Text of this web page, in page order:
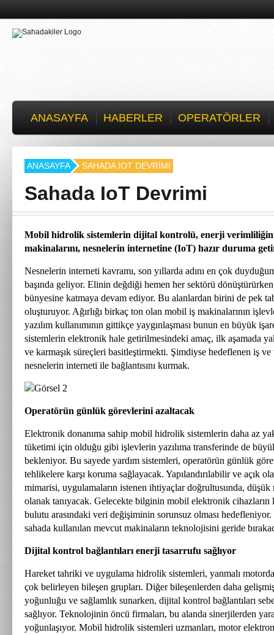
ANASAYFA HABERLER OPERATÖRLER
ANASAYFA SAHADA IOT DEVRIMI
Sahada IoT Devrimi
Mobil hidrolik sistemlerin dijital kontrolü, enerji
makinalarını, nesnelerin internetine (IoT) hazır duruma
Nesnelerin interneti kavramı, son yıllarda adını en çok
başında geliyor. Elinin değdiği hemen her sektörü
bünyesine katmaya devam ediyor. Bu alanlardan birini de pek
oluşturuyor. Ağırlığı birkaç ton olan mobil iş makinalarının
yazılım kullanımının gittikçe yaygınlaşması bunun en büyük
sistemlerin elektronik hale getirilmesindeki amaç, ilk aşamada
ve karmaşık süreçleri basitleştirmekti. Şimdiyse hedeflenen iş ve
nesnelerin interneti ile bağlantısını kurmak.
Operatörün günlük görevlerini azaltacak
Elektronik donanıma sahip mobil hidrolik sistemlerin daha az
tüketimi için olduğu gibi işlevlerin yazılıma transferinde de
bekleniyor. Bu sayede yardım sistemleri, operatörün günlük
tehlikelere karşı koruma sağlayacak. Yapılandırılabilir ve açık
mimarisi, uygulamaların istenen ihtiyaçlar doğrultusunda, düşük
olanak tanıyacak. Gelecekte bilginin mobil elektronik
bulutu arasındaki veri değişiminin sorunsuz olması hedefleniyor.
sahada kullanılan mevcut makinaların teknolojisini geride
Dijital kontrol bağlantıları enerji tasarrufu sağlıyor
Hareket tahriki ve uygulama hidrolik sistemleri, yanmalı
çok belirleyen bileşen grupları. Diğer bileşenlerden daha
yoğunluğu ve sağlamlık sunarken, dijital kontrol bağlantıları
sağlıyor. Teknolojinin öncü firmaları, bu alanda sinerjilerden
yoğunlaşıyor. Mobil hidrolik sistemleri uzmanları, motor